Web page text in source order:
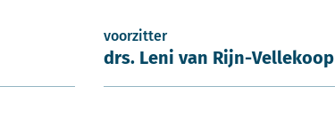
voorzitter
drs. Leni van Rijn-Vellekoop